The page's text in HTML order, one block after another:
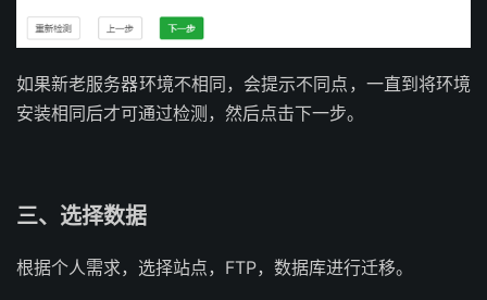
如果新老服务器环境不相同，会提示不同点，一直到将环境
安装相同后才可通过检测，然后点击下一步。
三、选择数据
根据个人需求，选择站点，FTP，数据库进行迁移。